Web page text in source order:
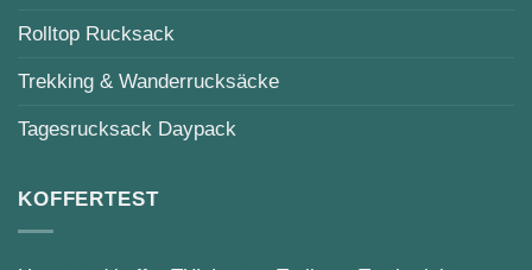
Rolltop Rucksack
Trekking & Wanderrucksäcke
Tagesrucksack Daypack
KOFFERTEST